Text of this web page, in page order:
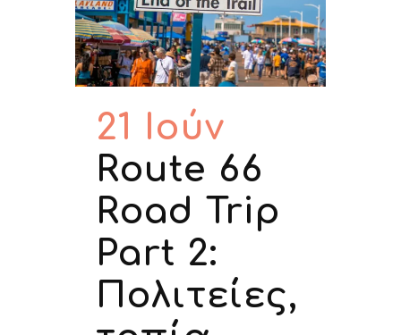
21 Ιούν
Route 66
Road Trip
Part 2:
Πολιτείες,